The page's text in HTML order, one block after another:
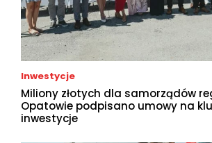
Inwestycje
Miliony złotych dla samorządów
Opatowie podpisano umowy na
inwestycje